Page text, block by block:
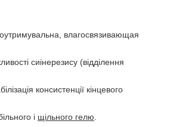
влагосвязивающая
сиінерезису (відділення
консистенції кінцевого
і щільного гелю